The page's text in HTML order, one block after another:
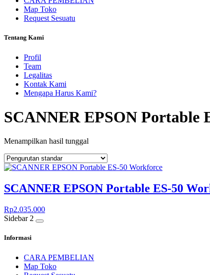
Map Toko
Request Sesuatu
Tentang Kami
Profil
Team
Legalitas
Kontak Kami
Mengapa Harus Kami?
SCANNER EPSON Portable
Menampilkan hasil tunggal
SCANNER EPSON Portable ES-50
Rp2.035.000
Sidebar 2
Informasi
CARA PEMBELIAN
Map Toko